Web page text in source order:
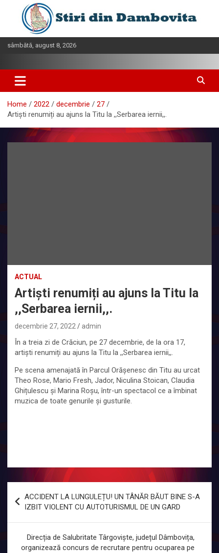
content
sâmbătă, august 8, 2026
Home 2022 decembrie
27
Artiști renumiți au ajuns la Titu la ,,Serbarea iernii,,.
ACTUAL
Artiști renumiți au ajuns la Titu la
,,Serbarea iernii,,.
decembrie 27, 2022 admin
În a treia zi de Crăciun, pe 27 decembrie, de la ora 17,
artiști renumiți au ajuns la Titu la ,,Serbarea iernii,,.
Pe scena amenajată în Parcul Orășenesc din Titu au urcat
Theo Rose, Mario Fresh, Jador, Niculina Stoican, Claudia
Ghițulescu și Marina Roșu, într-un spectacol ce a îmbinat
muzica de toate genurile și gusturile.
în
articole
ACCIDENT LA LUNGULEȚU! UN TÂNĂR BĂUT BINE S-A
IZBIT VIOLENT CU AUTOTURISMUL DE UN GARD
Direcția de Salubritate Târgoviște, județul Dâmbovița,
organizează concurs de recrutare pentru ocuparea pe